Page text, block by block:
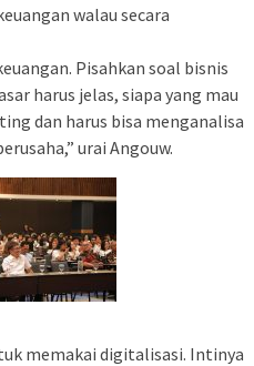
walau secara
Pisahkan soal bisnis
harus jelas, siapa yang mau
dan harus bisa menganalisa
urai Angouw.
memakai digitalisasi. Intinya